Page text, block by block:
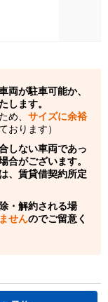
両が駐車可能か、
します。
め、 サイズに余裕
おります）
しない車両であっ
合がございます。
、賃貸借契約所定
・解約される場
せんのでご留意く